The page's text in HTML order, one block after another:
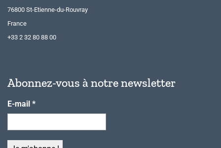
76800 St-Etienne-du-Rouvray
France
+33 2 32 80 88 00
Abonnez-vous à notre newsletter
E-mail *